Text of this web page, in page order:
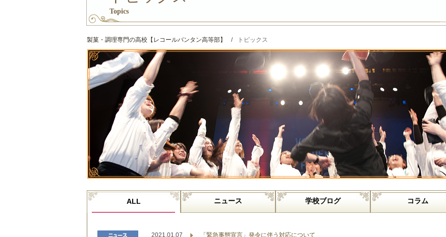
Topics
製菓・調理専門の高校【レコールバンタン高等部】 / トピックス
ALL ニュース 学校ブログ コラム
2021.01.07 「緊急事態宣言」発令に伴う対応について